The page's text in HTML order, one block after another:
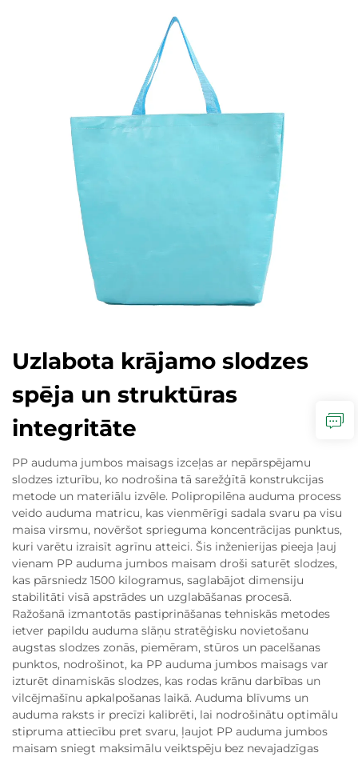
Uzlabota krājamo slodzes
spēja un struktūras
integritāte
PP auduma jumbos maisags izceļas ar nepārspējamu
slodzes izturību, ko nodrošina tā sarežģītā konstrukcijas
metode un materiālu izvēle. Polipropilēna auduma process
veido auduma matricu, kas vienmērīgi sadala svaru pa visu
maisa virsmu, novēršot sprieguma koncentrācijas punktus,
kuri varētu izraisīt agrīnu atteici. Šis inženierijas pieeja ļauj
vienam PP auduma jumbos maisam droši saturēt slodzes,
kas pārsniedz 1500 kilogramus, saglabājot dimensiju
stabilitāti visā apstrādes un uzglabāšanas procesā.
Ražošanā izmantotās pastiprināšanas tehniskās metodes
ietver papildu auduma slāņu stratēģisku novietošanu
augstas slodzes zonās, piemēram, stūros un pacelšanas
punktos, nodrošinot, ka PP auduma jumbos maisags var
izturēt dinamiskās slodzes, kas rodas krānu darbības un
vilcējmašīnu apkalpošanas laikā. Auduma blīvums un
auduma raksts ir precīzi kalibrēti, lai nodrošinātu optimālu
stipruma attiecību pret svaru, ļaujot PP auduma jumbos
maisam sniegt maksimālu veiktspēju bez nevajadzīgas